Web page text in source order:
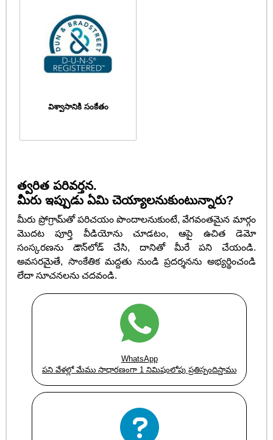
విశ్వాసానికి సంకేతం
త్వరిత పరివర్తన.
మీరు ఇప్పుడు ఏమి చెయ్యాలనుకుంటున్నారు?
మీరు ప్రోగ్రామ్‌తో పరిచయం పొందాలనుకుంటే, వేగవంతమైన మార్గం
మొదట పూర్తి వీడియోను చూడటం, ఆపై ఉచిత డెమో
సంస్కరణను డౌన్‌లోడ్ చేసి, దానితో మీరే పని చేయండి.
అవసరమైతే, సాంకేతిక మద్దతు నుండి ప్రదర్శనను అభ్యర్థించండి
లేదా సూచనలను చదవండి.
WhatsApp
పని వేళల్లో మేము సాధారణంగా 1 నిమిషంలోపు ప్రతిస్పందిస్తాము